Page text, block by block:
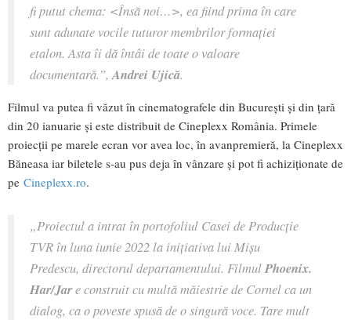
fi putut chema: <Însă noi…>, ea fiind prima în care
sunt adunate vocile tuturor membrilor formației
etalon. Asta îi dă întâi de toate o valoare
documentară.”, Andrei Ujică.
Filmul va putea fi văzut în cinematografele din București și din țară
din 20 ianuarie și este distribuit de Cineplexx România. Primele
proiecții pe marele ecran vor avea loc, în avanpremieră, la Cineplexx
Băneasa iar biletele s-au pus deja în vânzare și pot fi achiziționate de
pe Cineplexx.ro.
„Proiectul a intrat în portofoliul Casei de Producție
TVR în luna iunie 2022 la inițiativa lui Mișu
Predescu, directorul departamentului. FilmulPhoenix.
Har/Jare construit cu multă măiestrie de Cornel ca un
dialog, ca o poveste spusă de o singură voce. Tare mult